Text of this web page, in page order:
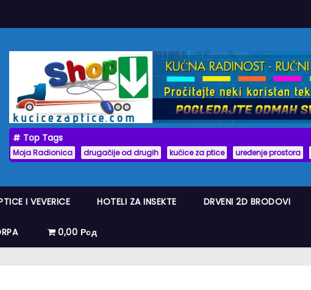
Top Tags
Moja Radionica drugačije od drugih kućice za ptice uređenje prostora
I VEVERICE HOTELI ZA INSEKTE DRVENI 2D BRODOVI
0,00 Рсд